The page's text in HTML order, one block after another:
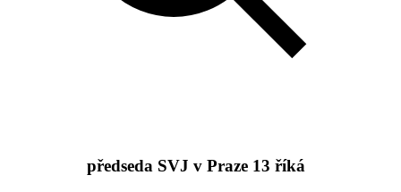
předseda SVJ v Praze 13 říká